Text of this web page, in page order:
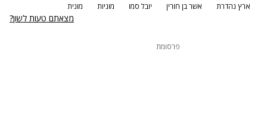
ארץ נהדרת אשר בן חורין יובל סמו מוניות מונית
מצאתם טעות לשון?
פרסומת